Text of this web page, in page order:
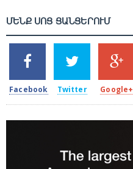
ՄԵՆՔ ՍՈՑ ՑԱՆՑԵՐՈՒՄ
2k
SHARES
Facebook
1.5k
TWEETS
Twitter
203
SHARES
Google+